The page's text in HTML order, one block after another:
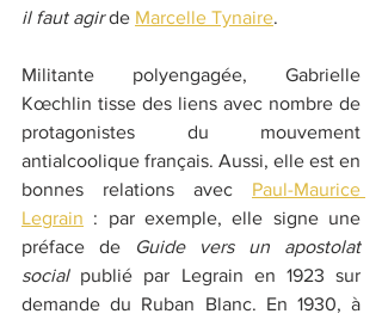
il faut agir de Marcelle Tynaire.
Militante polyengagée, Gabrielle
Kœchlin tisse des liens avec nombre de
protagonistes du mouvement
antialcoolique français. Aussi, elle est en
bonnes relations avec Paul-Maurice
Legrain : par exemple, elle signe une
préface de
Guide vers un apostolat
social publié par Legrain en 1923 sur
demande du Ruban Blanc. En 1930, à